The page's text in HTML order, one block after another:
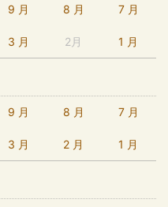
9 月 8 月 7 月
3 月 2月 1 月
9 月 8 月 7 月
3 月 2 月 1 月